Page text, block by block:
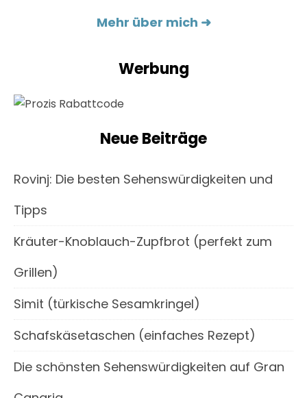
Mehr über mich ➜
Werbung
Neue Beiträge
Rovinj: Die besten Sehenswürdigkeiten und
Tipps
Kräuter-Knoblauch-Zupfbrot (perfekt zum
Grillen)
Simit (türkische Sesamkringel)
Schafskäsetaschen (einfaches Rezept)
Die schönsten Sehenswürdigkeiten auf Gran